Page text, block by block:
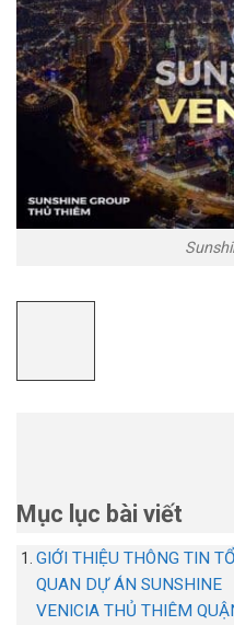
Mục lục bài viết
GIỚI THIỆU THÔNG TIN
QUAN DỰ ÁN SUNSHINE
VENICIA THỦ THIÊM